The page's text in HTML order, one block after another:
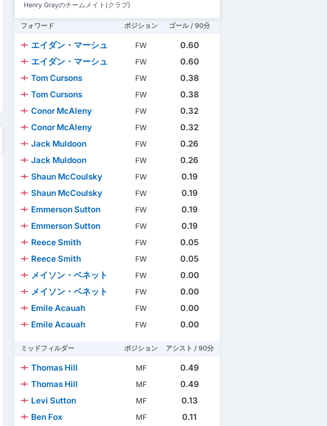
Henry Grayのチームメイト(クラブ)
フォワード ポジション ゴール / 90分
エイダン・マーシュ FW
0.60
エイダン・マーシュ
FW
0.60
Tom Cursons
FW
0.38
Tom Cursons
FW
0.38
Conor McAleny
FW
0.32
Conor McAleny
FW
0.32
Jack Muldoon
FW
0.26
Jack Muldoon
FW
0.26
Shaun McCoulsky
FW
0.19
Shaun McCoulsky
FW
0.19
Emmerson Sutton
FW
0.19
Emmerson Sutton
FW
0.19
Reece Smith
FW
0.05
Reece Smith
FW
0.05
メイソン・ベネット
FW
0.00
メイソン・ベネット
FW
0.00
Emile Acauah
FW
0.00
Emile Acauah
FW 0.00
ミッドフィルダー ポジション アシスト / 90分
Thomas Hill MF
0.49
Thomas Hill
MF
0.49
Levi Sutton
MF
0.13
Ben Fox
MF
0.11